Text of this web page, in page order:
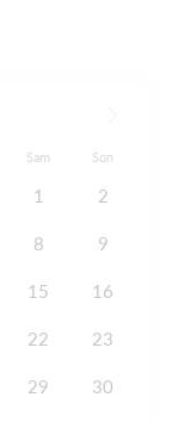
Sam Son
1 2
8 9
15 16
22 23
29 30